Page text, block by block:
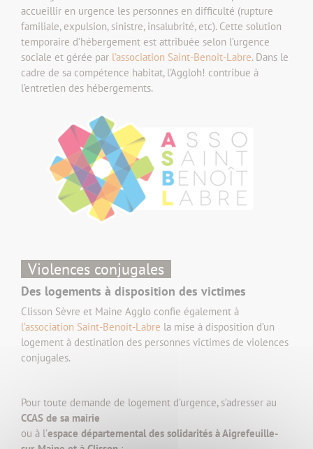
accueillir en urgence les personnes en difficulté (rupture
familiale, expulsion, sinistre, insalubrité, etc). Cette solution
temporaire d’hébergement est attribuée selon l’urgence
sociale et gérée par l’association Saint-Benoit-Labre. Dans le
cadre de sa compétence habitat, l’Aggloh! contribue à
l’entretien des hébergements.
Violences conjugales
Des logements à disposition des victimes
Clisson Sèvre et Maine Agglo confie également à
l’association Saint-Benoit-Labre la mise à disposition d’un
logement à destination des personnes victimes de violences
conjugales.
Pour toute demande de logement d’urgence, s’adresser au
CCAS de sa mairie
ou à l’espace départemental des solidarités à Aigrefeuille-